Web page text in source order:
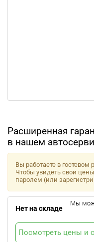
Расширенная
в нашем
Вы работаете в
Чтобы увидеть свои
паролем (или
Нет на складе
Мы
Посмотреть цены и